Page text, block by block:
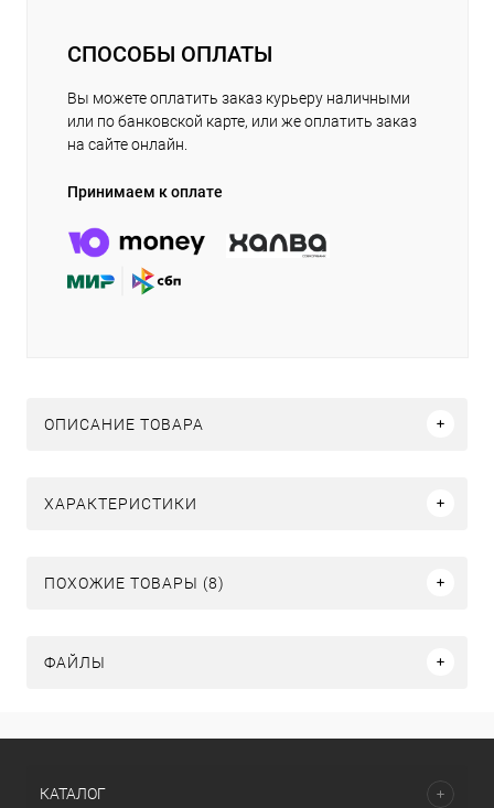
СПОСОБЫ ОПЛАТЫ
Вы можете оплатить заказ курьеру наличными
или по банковской карте, или же оплатить заказ
на сайте онлайн.
Принимаем к оплате
ОПИСАНИЕ ТОВАРА
ХАРАКТЕРИСТИКИ
ПОХОЖИЕ ТОВАРЫ (8)
ФАЙЛЫ
КАТАЛОГ